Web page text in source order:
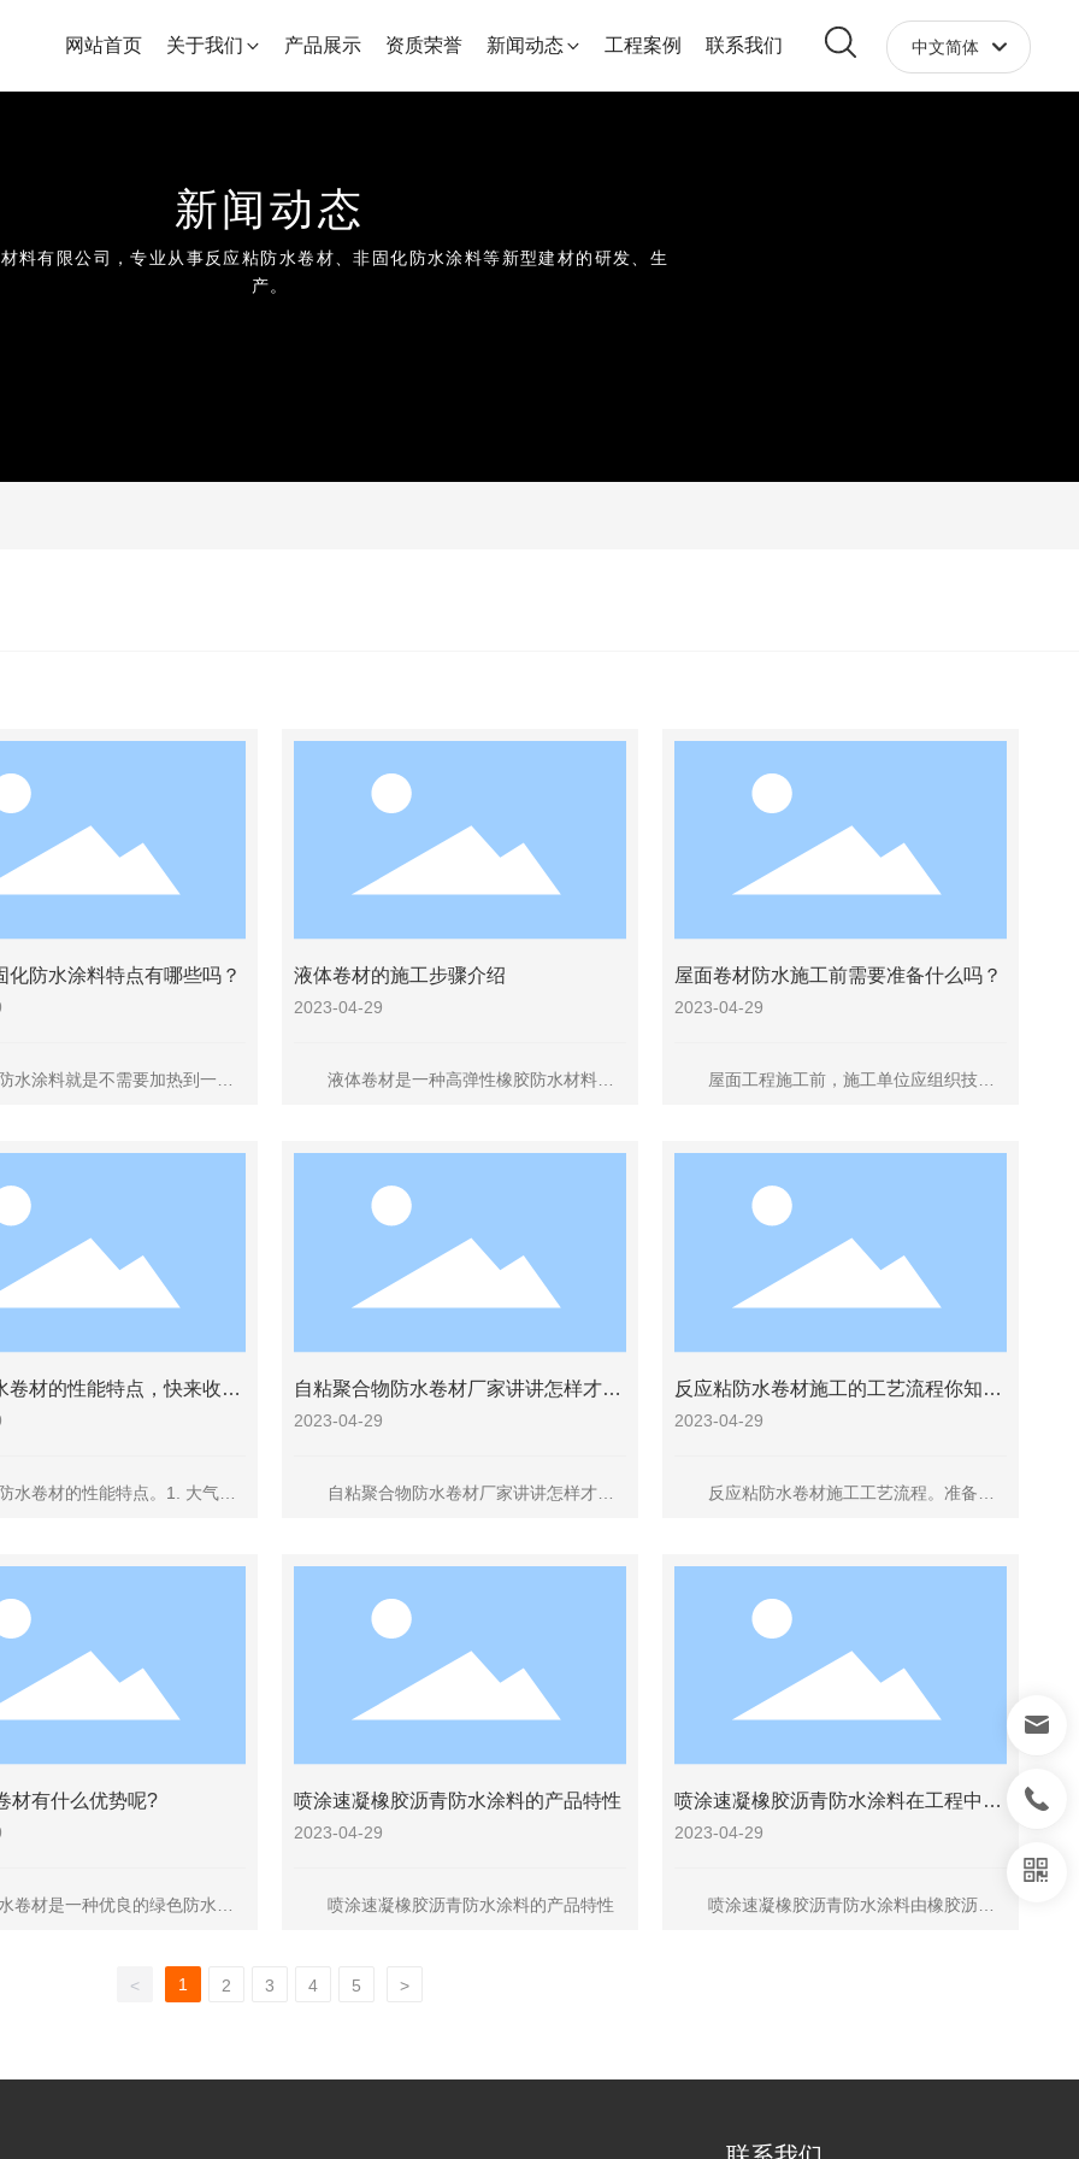
网站首页 关于我们 产品展示 资质荣誉 新闻动态 工程案例 联系我们 中文简体
English
新闻动态
材料有限公司 ，专业 从 事反 应粘防水卷材 、非固化防水涂料等新型建材的研发
生
产。
化防水涂料特点有哪些吗？
涂料就是不需要加热到一定
成乳液等都属于此类产品;另外
聚合物水泥砂浆和改性环氧树
这一类。
液体卷材的施工步骤介绍
2023-04-29
液体卷材是一种高弹性橡胶防水材料，
非常简单。而且不受任何复杂的基层形状限
制，可制成连续整体的高弹性无缝防水膜，
是一种理想的环保防水涂料。
屋面卷材防水施工前需要准备什么吗？
2023-04-29
屋面工程施工前，施工单位应组织技术
际情况编制屋面工程的施工方案或技术措
施。这样避免施工后留下缺陷，造成返工，
同时工程依据施工组织有计划地展开施工，
防止工作遗漏、错乱、颠倒影响工程质量。
卷材的性能特点，快来收
卷材的性能特点。1. 大气稳
性、热老化保留率等常用指
自粘聚合物防水卷材厂家讲讲怎样才能
判断防水卷材的好坏？
2023-04-29
自粘聚合物防水卷材厂家讲讲怎样才能
反应粘防水卷材施工的工艺流程你知道
吗？
2023-04-29
反应粘防水卷材施工工艺流程。准备→
铺设→排气压实→搭接边压实封边→立面卷
材有什么优势呢?
材是一种优良的绿色防水材
喷涂速凝橡胶沥青防水涂料的产品特性
2023-04-29
喷涂速凝橡胶沥青防水涂料的产品特性
喷涂速凝橡胶沥青防水涂料在工程中的
应用及施工要点分享！
2023-04-29
喷涂速凝橡胶沥青防水涂料由橡胶沥青
< 1 2 3 4 5 >